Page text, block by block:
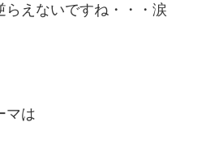
らえないですね・・・涙
マは